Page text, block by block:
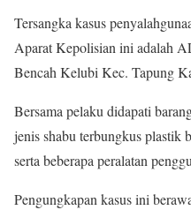
Tersangka kasus
Aparat Kepolisian ini adalah
Bencah Kelubi Kec. Tapung
Bersama pelaku didapati
jenis shabu terbungkus plastik
serta beberapa peralatan
Pengungkapan kasus ini